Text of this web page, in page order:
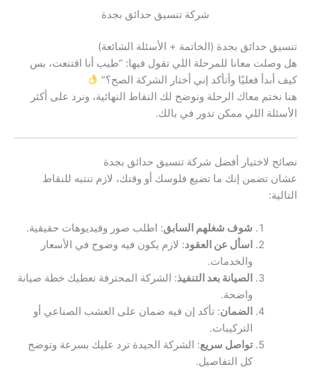
شركة تنسيق حدائق بجدة
تنسيق حدائق بجدة (الخاتمة + الأسئلة الشائعة)
هل وصلت معانا للمرحلة اللي تقول فيها: “طيب أنا اقتنعت، بس
كيف أبدأ فعليًا وأتأكد إني أختار الشركة الصح؟”
هنا نختم معاك الرحلة ونوضح لك النقاط النهائية، ونرد على أكثر
الأسئلة اللي ممكن تدور في بالك.
نصائح لاختيار أفضل شركة تنسيق حدائق بجدة
عشان تضمن إنك ما تضيع فلوسك أو وقتك، لازم تنتبه للنقاط
التالية:
شوف شغلهم السابق: اطلب صور وفيديوهات حقيقية.
اسأل عن العقود: لازم يكون فيه وضوح في الأسعار
والخدمات.
الصيانة بعد التنفيذ: الشركة المحترفة تعطيك خطة صيانة
واضحة.
الضمان: تأكد إن فيه ضمان على العشب الصناعي أو
التركيبات.
تواصل سريع: الشركة الجيدة ترد عليك بسرعة وتوضح
كل التفاصيل.